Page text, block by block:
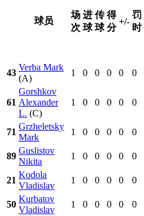
球员
场
次
进
球
传
球
得
分
+/-
罚
时
43
Verba Mark
(A)
1 0 0 0 0 0
61
Gorshkov
Alexander
L. (C)
1 0 0 0 0 0
71
Grzheletsky
Mark
1 0 0 0 0 0
89
Guslistov
Nikita
1 0 0 0 0 0
21
Kodola
Vladislav
1 0 0 0 0 0
50
Kurbatov
Vladislav
1 0 0 0 0 0